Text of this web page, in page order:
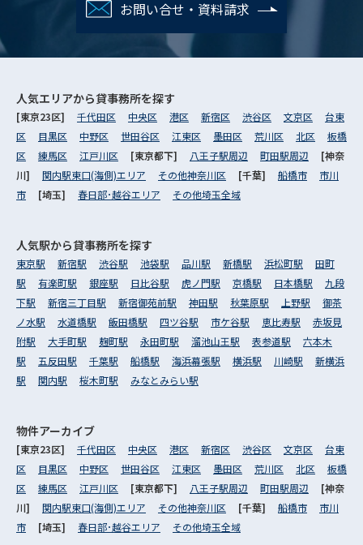
お問い合せ・資料請求
人気エリアから貸事務所を探す
[東京23区] 千代田区 中央区 港区 新宿区 渋谷区 文京区
台東
区
目黒区 中野区 世田谷区 江東区 墨田区 荒川区 北区
板橋
区
練馬区 江戸川区 [東京都下] 八王子駅周辺 町田駅周辺
[神奈
川] 関内駅東口(海側)エリア その他神奈川区 [千葉] 船橋市
市川
市
[埼玉] 春日部･越谷エリア その他埼玉全域
人気駅から貸事務所を探す
東京駅 新宿駅 渋谷駅 池袋駅 品川駅 新橋駅 浜松町駅
田町
駅
有楽町駅 銀座駅 日比谷駅 虎ノ門駅 京橋駅 日本橋駅
九段
下駅
新宿三丁目駅 新宿御苑前駅 神田駅 秋葉原駅 上野駅
御茶
ノ水駅
水道橋駅 飯田橋駅 四ツ谷駅 市ケ谷駅 恵比寿駅
赤坂見
附駅
大手町駅 麹町駅 永田町駅 溜池山王駅 表参道駅
六本木
駅
五反田駅 千葉駅 船橋駅 海浜幕張駅 横浜駅 川崎駅
新横浜
駅
関内駅 桜木町駅 みなとみらい駅
物件アーカイブ
[東京23区] 千代田区 中央区 港区 新宿区 渋谷区 文京区
台東
区
目黒区 中野区 世田谷区 江東区 墨田区 荒川区 北区
板橋
区
練馬区 江戸川区 [東京都下] 八王子駅周辺 町田駅周辺
[神奈
川] 関内駅東口(海側)エリア その他神奈川区 [千葉] 船橋市
市川
市
[埼玉] 春日部･越谷エリア その他埼玉全域